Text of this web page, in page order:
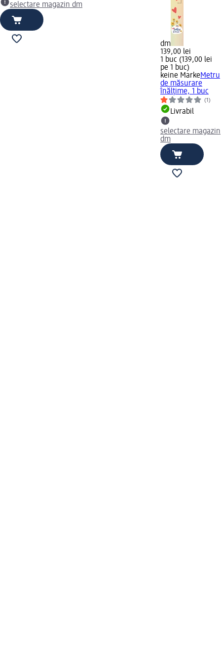
selectare magazin dm
dm
139,00 lei
1 buc (139,00 lei
pe 1 buc)
keine MarkeMetru
de măsurare
înălțime, 1 buc
(1)
Livrabil
selectare magazin
dm